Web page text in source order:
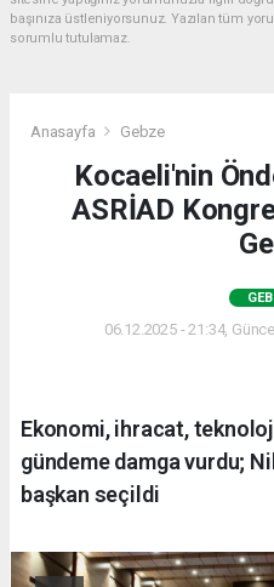
başınıza üstleniyorsunuz. Yazılan tüm
sorumlu tutulamaz.
Anasayfa Gebze
Kocaeli'nin
ASRİAD
06.12.2025 - 21:34,
Ekonomi, ihracat,
gündeme damga vurdu;
başkan seçildi